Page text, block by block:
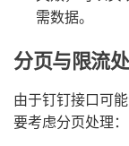
需数据。
分页与限流
由于钉钉接口可
要考虑分页处理：